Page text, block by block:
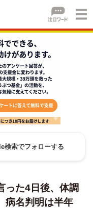
検索でフォローする
った4日後、体調
名判明は半年